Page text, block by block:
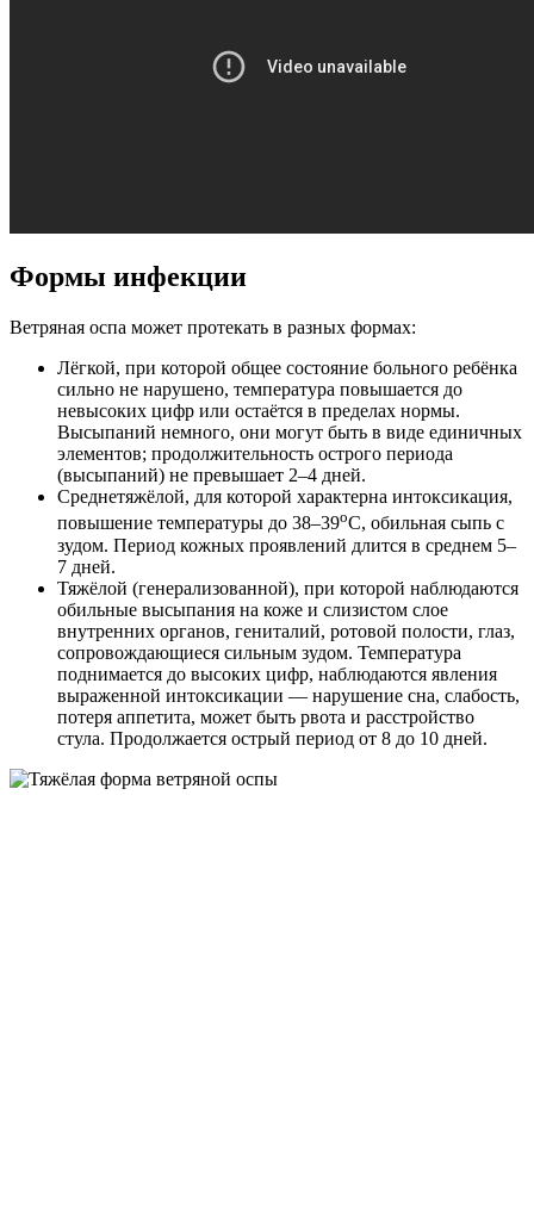
Формы инфекции
Ветряная оспа может протекать в разных формах:
Лёгкой, при которой общее состояние больного ребёнка
сильно не нарушено, температура повышается до
невысоких цифр или остаётся в пределах нормы.
Высыпаний немного, они могут быть в виде единичных
элементов; продолжительность острого периода
(высыпаний) не превышает 2–4 дней.
Среднетяжёлой, для которой характерна интоксикация,
повышение температуры до 38–39оС, обильная сыпь с
зудом. Период кожных проявлений длится в среднем 5–
7 дней.
Тяжёлой (генерализованной), при которой наблюдаются
обильные высыпания на коже и слизистом слое
внутренних органов, гениталий, ротовой полости, глаз,
сопровождающиеся сильным зудом. Температура
поднимается до высоких цифр, наблюдаются явления
выраженной интоксикации — нарушение сна, слабость,
потеря аппетита, может быть рвота и расстройство
стула. Продолжается острый период от 8 до 10 дней.